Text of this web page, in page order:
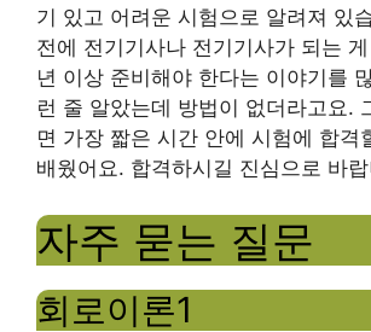
기 있고 어려운 시험으로 알려져 있
전에 전기기사나 전기기사가 되는
년 이상 준비해야 한다는 이야기를
런 줄 알았는데 방법이 없더라고요.
면 가장 짧은 시간 안에 시험에 합격
배웠어요. 합격하시길 진심으로 바
자주 묻는 질문
회로이론1